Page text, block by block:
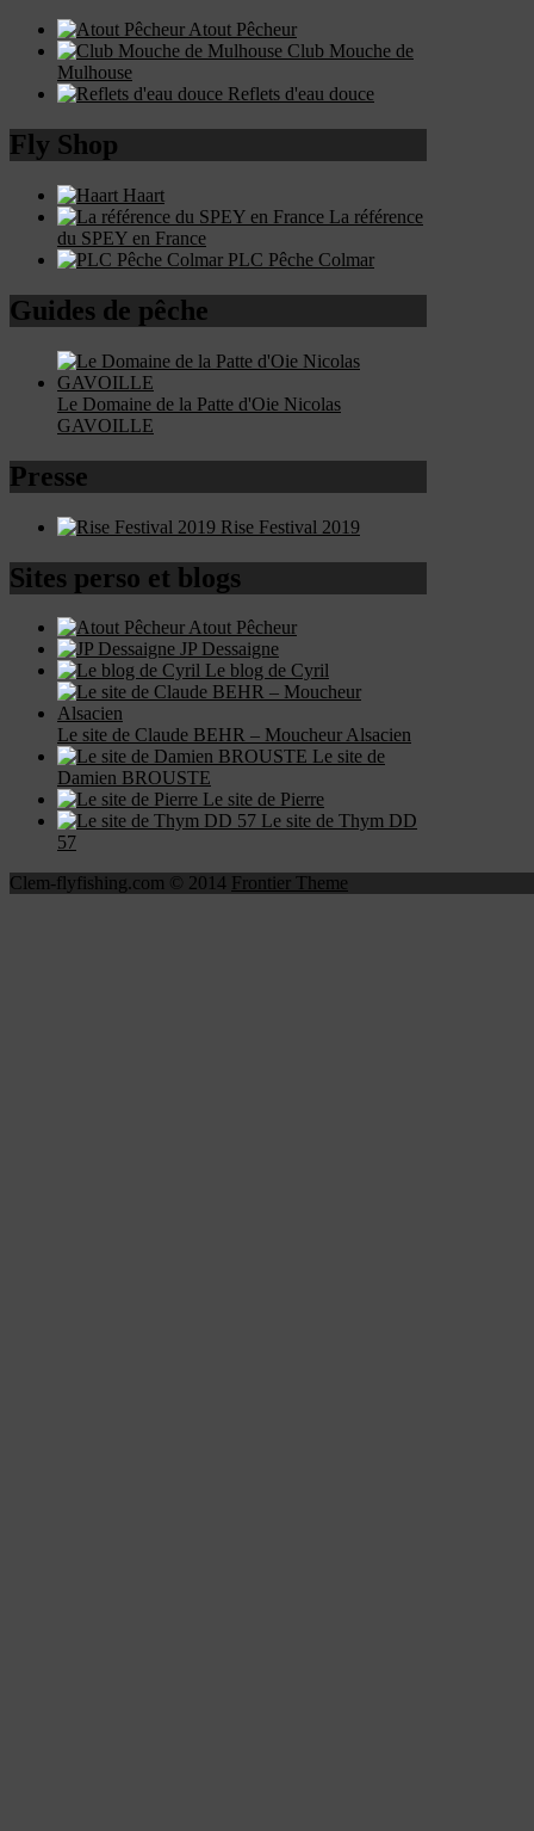
Atout Pêcheur
Club Mouche de
Mulhouse
Reflets d'eau douce
Fly Shop
Haart
La référence
du SPEY en France
PLC Pêche Colmar
Guides de pêche
Le Domaine de la Patte d'Oie Nicolas
GAVOILLE
Presse
Rise Festival 2019
Sites perso et blogs
Atout Pêcheur
JP Dessaigne
Le blog de Cyril
Le site de Claude BEHR – Moucheur Alsacien
Le site de
Damien BROUSTE
Le site de Pierre
Le site de Thym DD
57
Clem-flyfishing.com © 2014 Frontier Theme